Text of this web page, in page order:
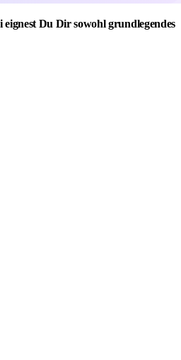
Du Dir sowohl grundlegendes